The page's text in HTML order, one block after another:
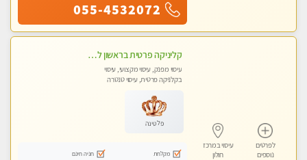
055-4532072
לפרטים
נוספים
עיסוי במרכז
חולון
קליניקה פרטית בראשון לציון לעיסוי מקצועי חדש ומיוחד !!טל - 053-8232997
עיסוי מפנק, עיסוי מקצועי, עיסוי
בקלניקה פרטית, עיסוי טנטרה
פלטינה
מקלחת
חניה חינם